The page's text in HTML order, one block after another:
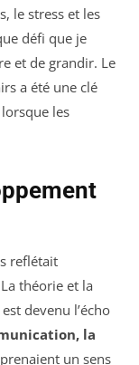
le stress et les
défi que je
et de grandir. Le
a été une clé
les
reflétait
théorie et la
devenu l’écho
la
un sens